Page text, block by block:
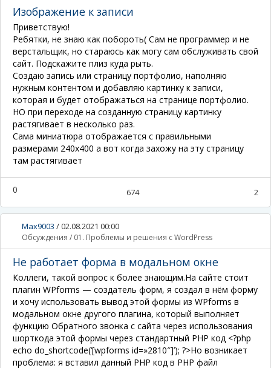
Изображение к записи
Приветствую!
Ребятки, не знаю как побороть( Сам не программер и не
верстальщик, но стараюсь как могу сам обслуживать свой
сайт. Подскажите плиз куда рыть.
Создаю запись или страницу портфолио, наполняю
нужным контентом и добавляю картинку к записи,
которая и будет отображаться на странице портфолио.
НО при переходе на созданную страницу картинку
растягивает в несколько раз.
Сама миниатюра отображается с правильными
размерами 240х400 а вот когда захожу на эту страницу
там растягивает
0 674 2
Max9003 /02.08.2021 00:00
Обсуждения / 01. Проблемы и решения с WordPress
Не работает форма в модальном окне
Коллеги, такой вопрос к более знающим.На сайте стоит
плагин WPforms — создатель форм, я создал в нём форму
и хочу использовать вывод этой формы из WPforms в
модальном окне другого плагина, который выполняет
функцию Обратного звонка с сайта через использования
шорткода этой формы через стандартный PHP код <?php
echo do_shortcode(‘[wpforms id=»2810″]’); ?>Но возникает
проблема: я вставил данный PHP код в PHP файл